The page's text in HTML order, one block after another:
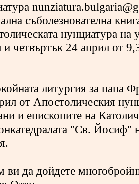
съболезнователна
нунциатура
и четвъртък 24 април от
литургия за папа
от Апостолическия
и епископите на
"Св.
ви да дойдете